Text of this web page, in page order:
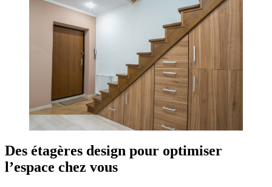
Des étagères design pour optimiser
l’espace chez vous